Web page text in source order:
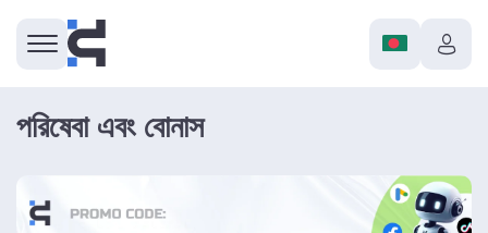
পরিষেবা এবং বোনাস